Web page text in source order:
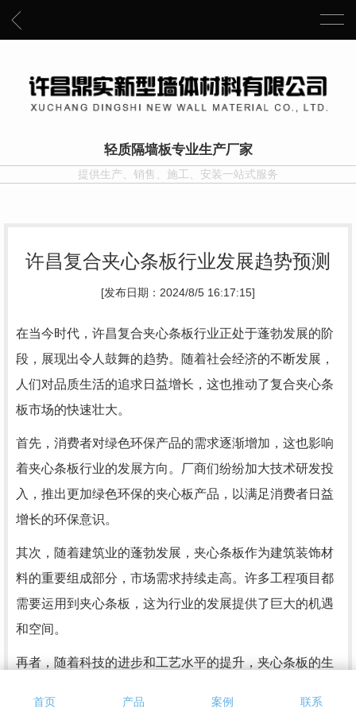
轻质隔墙板专业生产厂家
提供生产、销售、施工、安装一站式服务
许昌复合夹心条板行业发展趋势预测
[发布日期：2024/8/5 16:17:15]
在当今时代，许昌复合夹心条板行业正处于蓬勃发展的阶
段，展现出令人鼓舞的趋势。随着社会经济的不断发展，
人们对品质生活的追求日益增长，这也推动了复合夹心条
板市场的快速壮大。
首先，消费者对绿色环保产品的需求逐渐增加，这也影响
着夹心条板行业的发展方向。厂商们纷纷加大技术研发投
入，推出更加绿色环保的夹心板产品，以满足消费者日益
增长的环保意识。
其次，随着建筑业的蓬勃发展，夹心条板作为建筑装饰材
料的重要组成部分，市场需求持续走高。许多工程项目都
需要运用到夹心条板，这为行业的发展提供了巨大的机遇
和空间。
再者，随着科技的进步和工艺水平的提升，夹心条板的生
首页 产品 案例 联系